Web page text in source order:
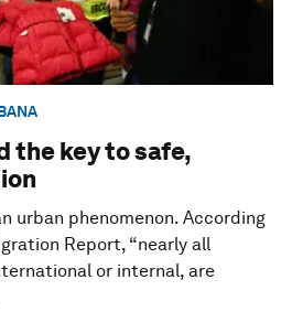
the key to safe,
urban phenomenon. According
Report, “nearly all
or internal, are